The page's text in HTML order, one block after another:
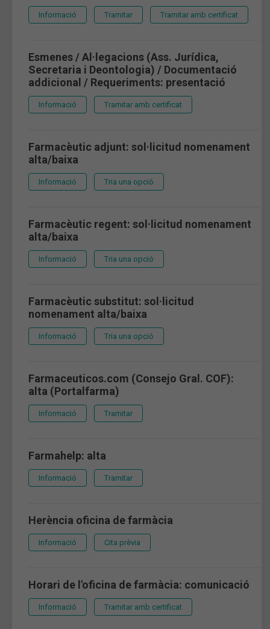
Informació Tramitar Tramitar amb certificat
Esmenes / Al·legacions (Ass. Jurídica,
Secretaria i Deontologia) / Documentació
addicional / Requeriments: presentació
Informació Tramitar amb certificat
Farmacèutic adjunt: sol·licitud nomenament
alta/baixa
Informació Tria una opció
Farmacèutic regent: sol·licitud nomenament
alta/baixa
Informació Tria una opció
Farmacèutic substitut: sol·licitud
nomenament alta/baixa
Informació Tria una opció
Farmaceuticos.com (Consejo Gral. COF):
alta (Portalfarma)
Informació Tramitar
Farmahelp: alta
Informació Tramitar
Herència oficina de farmàcia
Informació Cita prèvia
Horari de l'oficina de farmàcia: comunicació
Informació Tramitar amb certificat